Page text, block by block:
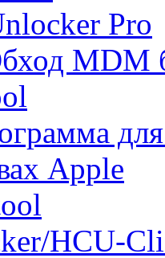
Pro
MDM
Apple
HCU-